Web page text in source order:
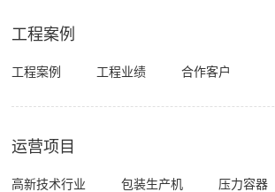
工程案例
工程案例 工程业绩 合作客户
运营项目
高新技术行业 包装生产机
压力容器